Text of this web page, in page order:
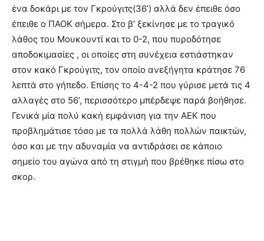
ένα δοκάρι με τον Γκρούγιτς(36’) αλλά δεν έπειθε όσο
έπειθε ο ΠΑΟΚ σήμερα. Στο β’ ξεκίνησε με το τραγικό
λάθος του Μουκουντί και το 0-2, που πυροδότησε
αποδοκιμασίες , οι οποίες στη συνέχεια εστιάστηκαν
στον κακό Γκρούγιτς, τον οποίο ανεξήγητα κράτησε 76
λεπτά στο γήπεδο. Επίσης το 4-4-2 που γύρισε μετά τις 4
αλλαγές στο 56’, περισσότερο μπέρδεψε παρά βοήθησε.
Γενικά μία πολύ κακή εμφάνιση για την ΑΕΚ που
προβλημάτισε τόσο με τα πολλά λάθη πολλών παικτών,
όσο και με την αδυναμία να αντιδράσει σε κάποιο
σημείο του αγώνα από τη στιγμή που βρέθηκε πίσω στο
σκορ.